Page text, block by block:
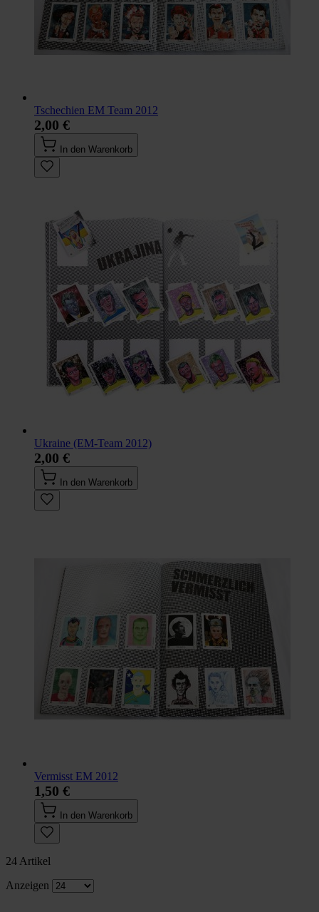
Tschechien EM Team 2012
2,00 €
In den Warenkorb
Ukraine (EM-Team 2012)
2,00 €
In den Warenkorb
Vermisst EM 2012
1,50 €
In den Warenkorb
24 Artikel
Anzeigen